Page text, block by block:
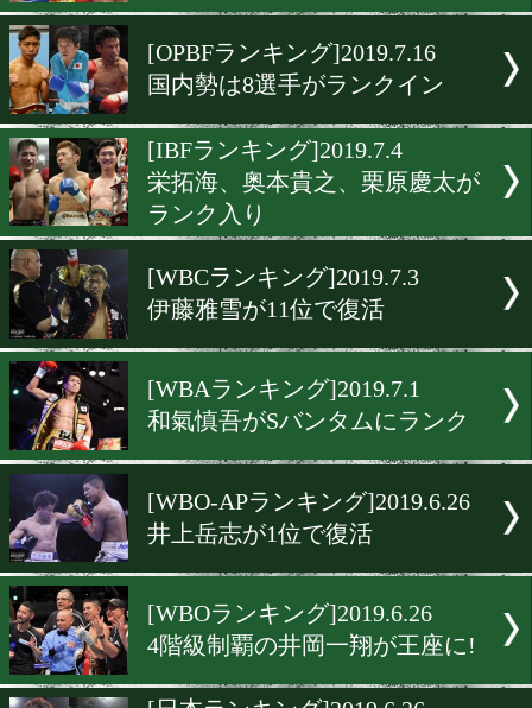
[WBO-APランキング
[OPBFランキング]2019.7.16
国内勢は8選手がランクイ
[IBFランキング]2019.7.4
ランク入り
伊藤雅雪が11位で復活
[WBAランキング]2019.7.1
和氣慎吾がSバンタムにラ